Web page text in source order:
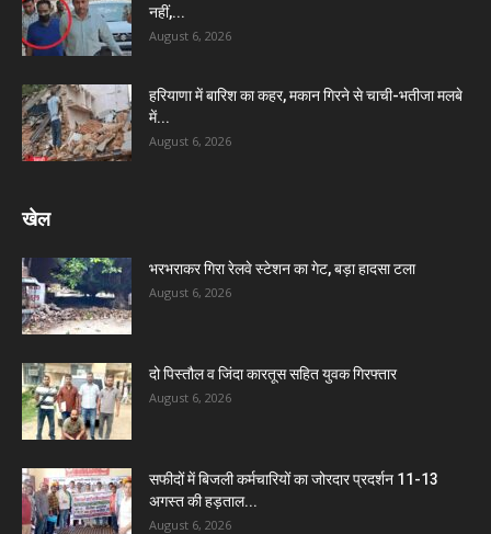
नहीं,...
August 6, 2026
हरियाणा में बारिश का कहर, मकान गिरने से चाची-भतीजा मलबे
में...
August 6, 2026
खेल
भरभराकर गिरा रेलवे स्टेशन का गेट, बड़ा हादसा टला
August 6, 2026
दो पिस्तौल व जिंदा कारतूस सहित युवक गिरफ्तार
August 6, 2026
सफीदों में बिजली कर्मचारियों का जोरदार प्रदर्शन 11-13
अगस्त की हड़ताल...
August 6, 2026